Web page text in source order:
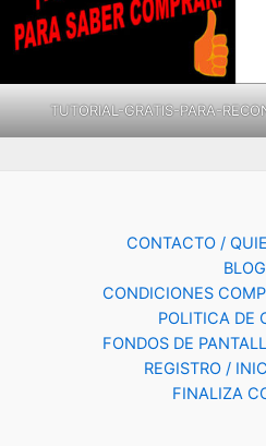
TUTORIAL-GRATIS-PARA-
CONTACTO /
BLOG
CONDICIONES
POLITICA DE
FONDOS DE
REGISTRO /
FINALIZA